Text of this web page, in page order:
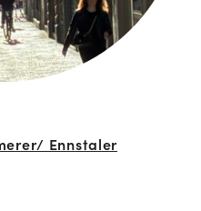
Ennstaler